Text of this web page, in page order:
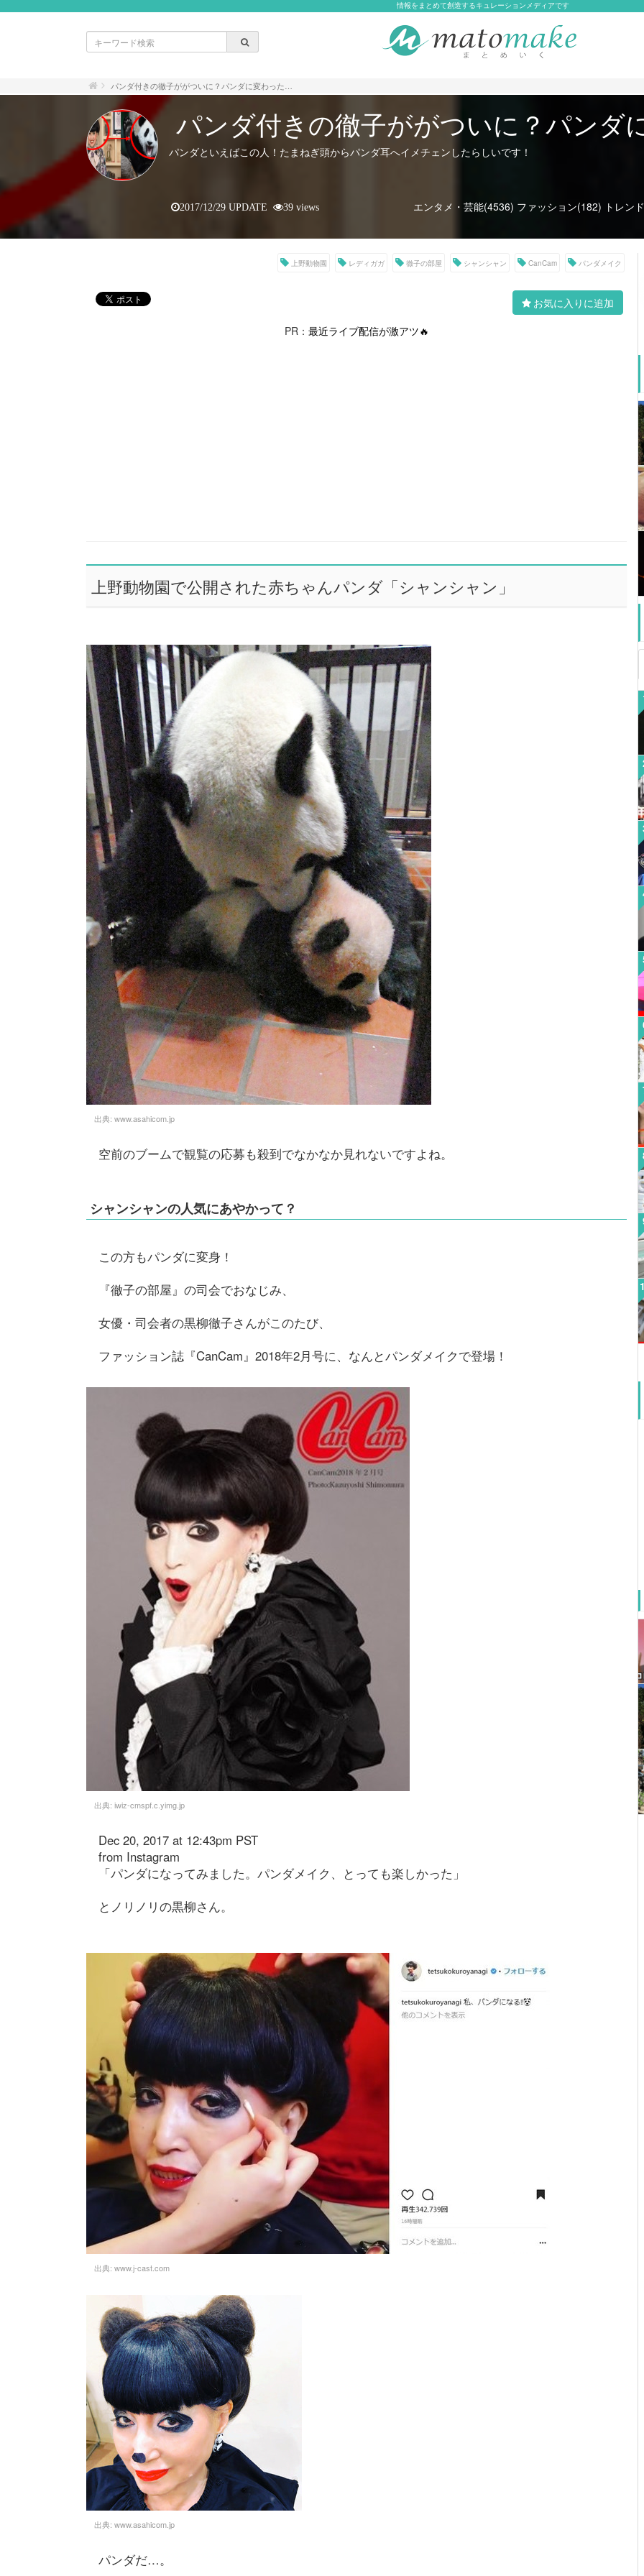
情報をまとめて創造するキュレーションメディアです
パンダ付きの徹子ががついに？パンダに変わった…
パンダ付きの徹子ががついに？パン
パンダといえばこの人！たまねぎ頭からパンダ耳へイメチェンしたらしいです！
エンタメ・芸能(4536) ファッション(182) トレン
2017/12/29 UPDATE 39 views
上野動物園 レディガガ 徹子の部屋 シャンシャン CanCam パンダメイク
お気に入りに追加
PR： 最近ライブ配信が激アツ🔥
上野動物園で公開された赤ちゃんパンダ「シャンシャン」
出典: www.asahicom.jp
空前のブームで観覧の応募も殺到でなかなか見れないですよね。
シャンシャンの人気にあやかって？
この方もパンダに変身！
『徹子の部屋』の司会でおなじみ、
女優・司会者の黒柳徹子さんがこのたび、
ファッション誌『CanCam』2018年2月号に、なんとパンダメイクで登場！
出典: iwiz-cmspf.c.yimg.jp
Dec 20, 2017 at 12:43pm PST
from Instagram
「パンダになってみました。パンダメイク、とっても楽しかった」
とノリノリの黒柳さん。
出典: www.j-cast.com
出典: www.asahicom.jp
パンダだ…。